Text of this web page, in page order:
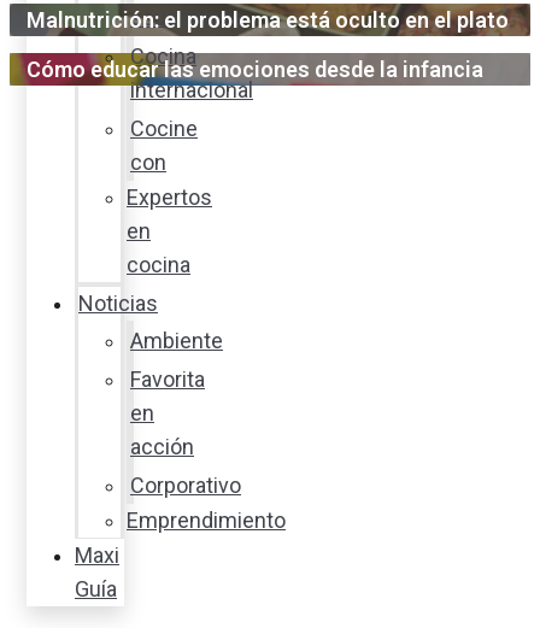
ecuatoriana
Cocina
internacional
Cocine
con
Expertos
en
cocina
Noticias
Ambiente
Favorita
en
acción
Corporativo
Emprendimiento
Maxi
Guía
Malnutrición: el problema está oculto en el plato
Cómo educar las emociones desde la infancia